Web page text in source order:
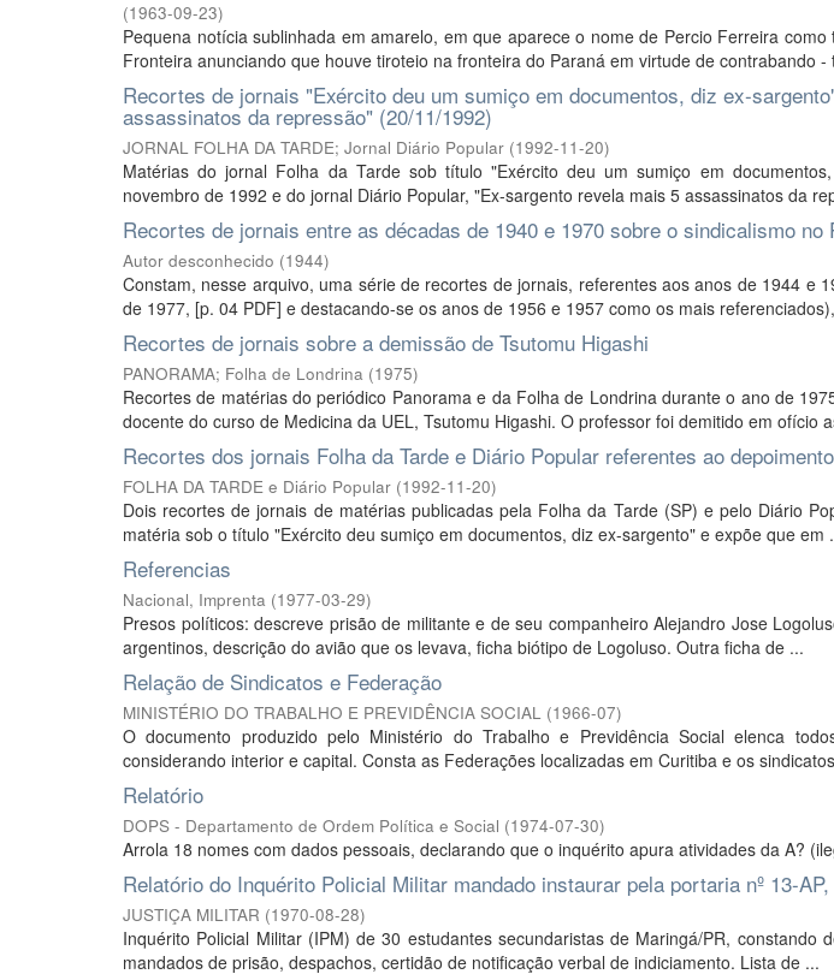
(1963-09-23)
Pequena notícia sublinhada em amarelo, em que aparece o nome de Percio Ferreira
Fronteira anunciando que houve tiroteio na fronteira do Paraná em virtude de contrabando -
Recortes de jornais "Exército deu um sumiço em documentos, diz ex-
assassinatos da repressão" (20/11/1992)
JORNAL FOLHA DA TARDE; Jornal Diário Popular (1992-11-20)
Matérias do jornal Folha da Tarde sob título "Exército deu um sumiço em
novembro de 1992 e do jornal Diário Popular, "Ex-sargento revela mais 5 assassinatos da
Recortes de jornais entre as décadas de 1940 e 1970 sobre o sindicalismo no
Autor desconhecido (1944)
Constam, nesse arquivo, uma série de recortes de jornais, referentes aos anos de 1944 e
de 1977, [p. 04 PDF] e destacando-se os anos de 1956 e 1957 como os mais
Recortes de jornais sobre a demissão de Tsutomu Higashi
PANORAMA; Folha de Londrina (1975)
Recortes de matérias do periódico Panorama e da Folha de Londrina durante o ano de
docente do curso de Medicina da UEL, Tsutomu Higashi. O professor foi demitido em ofício
Recortes dos jornais Folha da Tarde e Diário Popular referentes ao
FOLHA DA TARDE e Diário Popular (1992-11-20)
Dois recortes de jornais de matérias publicadas pela Folha da Tarde (SP) e pelo Diário
matéria sob o título "Exército deu sumiço em documentos, diz ex-sargento" e expõe que em
Referencias
Nacional, Imprenta (1977-03-29)
Presos políticos: descreve prisão de militante e de seu companheiro Alejandro Jose
argentinos, descrição do avião que os levava, ficha biótipo de Logoluso. Outra ficha de ...
Relação de Sindicatos e Federação
MINISTÉRIO DO TRABALHO E PREVIDÊNCIA SOCIAL (1966-07)
O documento produzido pelo Ministério do Trabalho e Previdência Social elenca
considerando interior e capital. Consta as Federações localizadas em Curitiba e os
Relatório
DOPS - Departamento de Ordem Política e Social (1974-07-30)
Arrola 18 nomes com dados pessoais, declarando que o inquérito apura atividades da A?
Relatório do Inquérito Policial Militar mandado instaurar pela portaria nº 13-
JUSTIÇA MILITAR (1970-08-28)
Inquérito Policial Militar (IPM) de 30 estudantes secundaristas de Maringá/PR, constando
mandados de prisão, despachos, certidão de notificação verbal de indiciamento. Lista de ...